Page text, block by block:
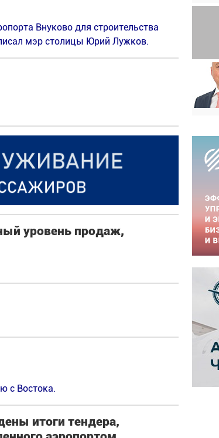
Внуково для строительства
мэр столицы Юрий Лужков.
уровень продаж,
с Востока.
итоги тендера,